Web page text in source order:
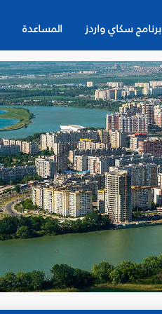
برنامج سكاي واردز المساعدة